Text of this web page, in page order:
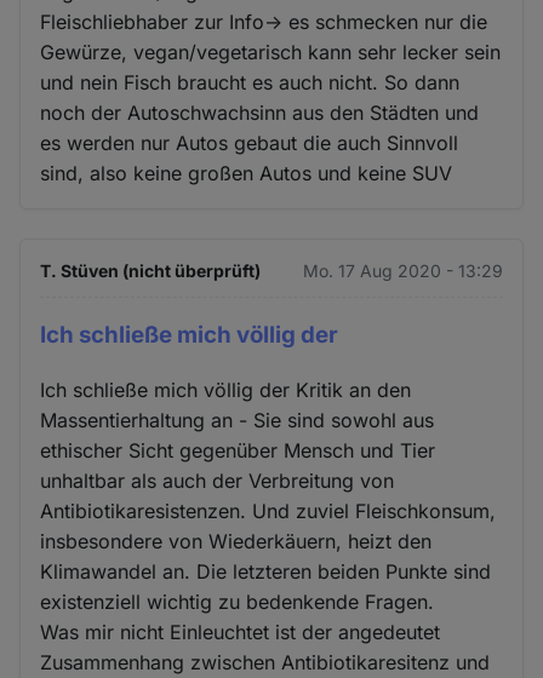
Fleischliebhaber zur Info-> es schmecken nur die
Gewürze, vegan/vegetarisch kann sehr lecker sein
und nein Fisch braucht es auch nicht. So dann
noch der Autoschwachsinn aus den Städten und
es werden nur Autos gebaut die auch Sinnvoll
sind, also keine großen Autos und keine SUV
T. Stüven (nicht überprüft) Mo. 17 Aug 2020 - 13:29
Ich schließe mich völlig der
Ich schließe mich völlig der Kritik an den
Massentierhaltung an - Sie sind sowohl aus
ethischer Sicht gegenüber Mensch und Tier
unhaltbar als auch der Verbreitung von
Antibiotikaresistenzen. Und zuviel Fleischkonsum,
insbesondere von Wiederkäuern, heizt den
Klimawandel an. Die letzteren beiden Punkte sind
existenziell wichtig zu bedenkende Fragen.
Was mir nicht Einleuchtet ist der angedeutet
Zusammenhang zwischen Antibiotikaresitenz und